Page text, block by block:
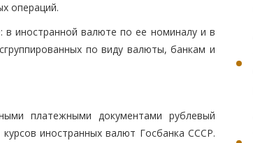
операций.
в иностранной валюте по ее номиналу и в
по виду валюты, банкам и
платежными документами рублевый
иностранных валют Госбанка СССР.